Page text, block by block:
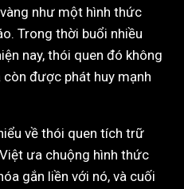
như một hình thức
Trong thời buổi nhiều
nay, thói quen đó không
được phát huy mạnh
về thói quen tích trữ
ưa chuộng hình thức
gắn liền với nó, và cuối